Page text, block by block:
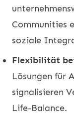
Communities
soziale
Flexibilität
Lösungen für
signalisieren
Life-Balance.